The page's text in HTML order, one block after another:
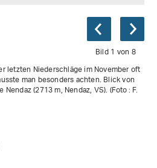
Bild 1 von 8
letzten Niederschläge im November oft
man besonders achten. Blick von
(2713 m, Nendaz, VS). (Foto : F.